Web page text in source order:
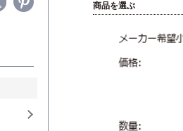
商品を選ぶ